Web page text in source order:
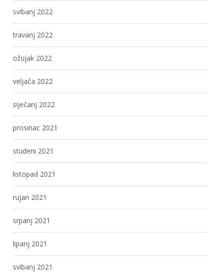
svibanj 2022
travanj 2022
ožujak 2022
veljača 2022
siječanj 2022
prosinac 2021
studeni 2021
listopad 2021
rujan 2021
srpanj 2021
lipanj 2021
svibanj 2021